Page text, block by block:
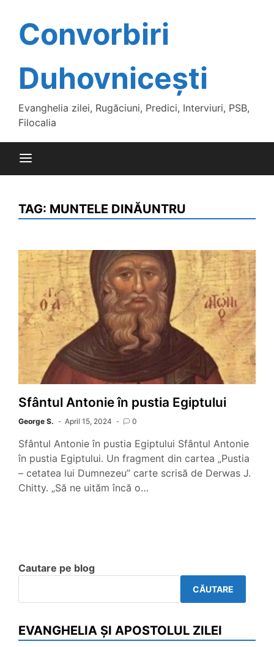
contentConvorbiri
Duhovnicești
Evanghelia zilei, Rugăciuni, Predici, Interviuri, PSB,
Filocalia
TAG: MUNTELE DINĂUNTRU
Sfântul Antonie în pustia Egiptului
George S. April 15, 2024 0
Sfântul Antonie în pustia Egiptului Sfântul Antonie
în pustia Egiptului. Un fragment din cartea „Pustia
– cetatea lui Dumnezeu” carte scrisă de Derwas J.
Chitty. „Să ne uităm încă o…
Cautare pe blog
CĂUTARE
EVANGHELIA ȘI APOSTOLUL ZILEI